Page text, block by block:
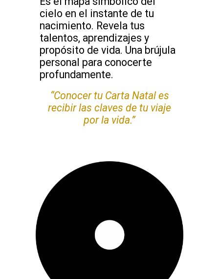
cielo en el instante de tu
nacimiento. Revela tus
talentos, aprendizajes y
propósito de vida. Una brújula
personal para conocerte
profundamente.
“Conocer tu Carta Natal es
recibir las claves de tu viaje
por la vida.”